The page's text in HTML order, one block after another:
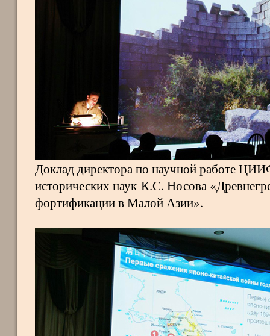
Доклад директора по научной работе
исторических наук К.С. Носова
фортификации в Малой Азии».